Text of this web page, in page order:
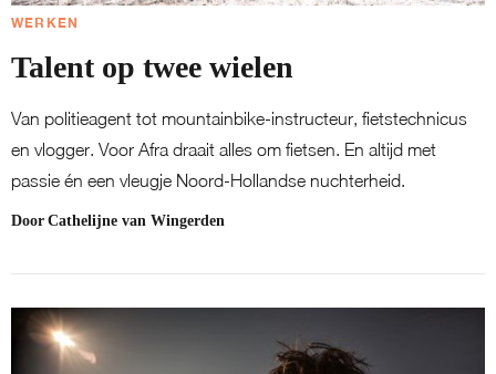
WERKEN
Talent op twee wielen
Van politieagent tot mountainbike-instructeur, fietstechnicus
en vlogger. Voor Afra draait alles om fietsen. En altijd met
passie én een vleugje Noord-Hollandse nuchterheid.
Door Cathelijne van Wingerden